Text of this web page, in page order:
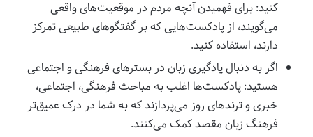
کنید: برای فهمیدن آنچه مردم در موقعیت‌های واقعی
می‌گویند، از پادکست‌هایی که بر گفتگوهای طبیعی تمرکز
دارند، استفاده کنید.
اگر به دنبال یادگیری زبان در بسترهای فرهنگی و اجتماعی
هستید: پادکست‌ها اغلب به مباحث فرهنگی، اجتماعی،
خبری و ترندهای روز می‌پردازند که به شما در درک عمیق‌تر
فرهنگ زبان مقصد کمک می‌کنند.